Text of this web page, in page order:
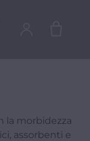
la morbidezza
assorbenti e